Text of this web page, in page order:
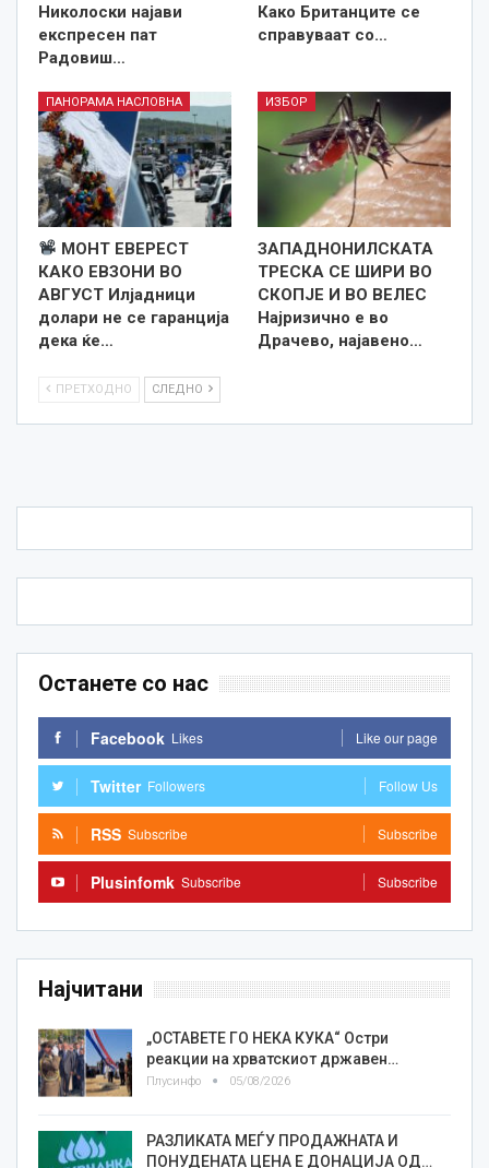
Николоски најави
експресен пат
Радовиш…
Како Британците се
справуваат со…
ПАНОРАМА НАСЛОВНА
МОНТ ЕВЕРЕСТ
КАКО ЕВЗОНИ ВО
АВГУСТ Илјадници
долари не се гаранција
дека ќе…
ИЗБОР
ЗАПАДНОНИЛСКАТА
ТРЕСКА СЕ ШИРИ ВО
СКОПЈЕ И ВО ВЕЛЕС
Најризично е во
Драчево, најавено…
ПРЕТХОДНО СЛЕДНО
Останете со нас
Facebook Likes Like our page
Twitter Followers Follow Us
RSS Subscribe Subscribe
Plusinfomk Subscribe Subscribe
Најчитани
„ОСТАВЕТЕ ГО НЕКА КУКА“ Остри
реакции на хрватскиот државен…
Плусинфо 05/08/2026
РАЗЛИКАТА МЕЃУ ПРОДАЖНАТА И
ПОНУДЕНАТА ЦЕНА Е ДОНАЦИЈА ОД…